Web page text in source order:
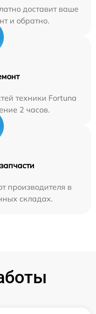
доставит ваше
и обратно.
техники Fortuna
2 часов.
производителя в
складах.